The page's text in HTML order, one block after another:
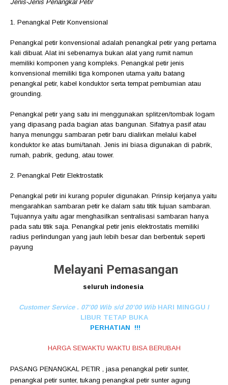
Jenis-Jenis Penangkal Petir
1. Penangkal Petir Konvensional
Penangkal petir konvensional adalah penangkal petir yang pertama
kali dibuat. Alat ini sebenarnya bukan alat yang rumit namun
memiliki komponen yang kompleks. Penangkal petir jenis
konvensional memiliki tiga komponen utama yaitu batang
penangkal petir, kabel konduktor serta tempat pembumian atau
grounding.
Penangkal petir yang satu ini menggunakan splitzen/tombak logam
yang dipasang pada bagian atas bangunan. Sifatnya pasif atau
hanya menunggu sambaran petir baru dialirkan melalui kabel
konduktor ke atas bumi/tanah. Jenis ini biasa digunakan di pabrik,
rumah, pabrik, gedung, atau tower.
2. Penangkal Petir Elektrostatik
Penangkal petir ini kurang populer digunakan. Prinsip kerjanya yaitu
mengarahkan sambaran petir ke dalam satu titik tujuan sambaran.
Tujuannya yaitu agar menghasilkan sentralisasi sambaran hanya
pada satu titik saja. Penangkal petir jenis elektrostatis memiliki
radius perlindungan yang jauh lebih besar dan berbentuk seperti
payung
Melayani Pemasangan
seluruh indonesia
Customer Service . 07’00 Wib s/d 20’00 WibHARI MINGGU /
LIBUR TETAP BUKA
PERHATIAN !!!
HARGA SEWAKTU WAKTU BISA BERUBAH
PASANG PENANGKAL PETIR , jasa penangkal petir sunter,
penangkal petir sunter, tukang penangkal petir sunter agung